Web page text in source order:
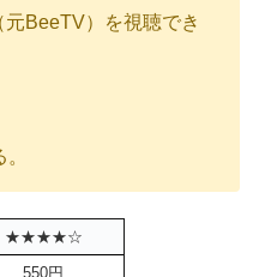
元BeeTV）を視聴でき
★★★★☆
550円